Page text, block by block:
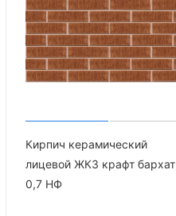
Кирпич керамический
лицевой ЖКЗ крафт бархат
0,7 НФ